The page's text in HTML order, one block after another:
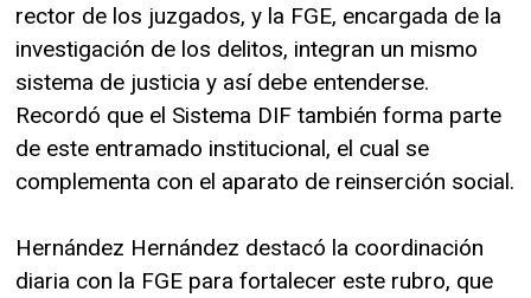
rector de los juzgados, y la FGE, encargada de la
investigación de los delitos, integran un mismo
sistema de justicia y así debe entenderse.
Recordó que el Sistema DIF también forma parte
de este entramado institucional, el cual se
complementa con el aparato de reinserción social.
Hernández Hernández destacó la coordinación
diaria con la FGE para fortalecer este rubro, que